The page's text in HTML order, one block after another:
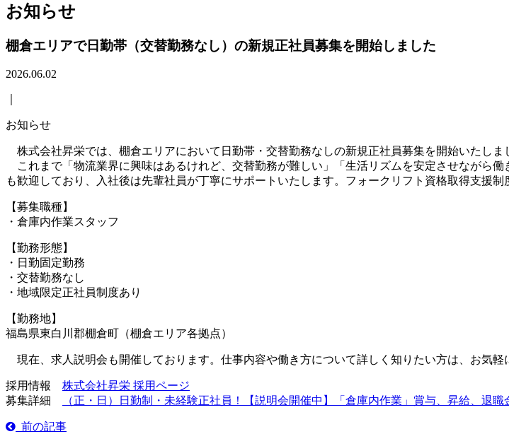
お知らせ
棚倉エリアで日勤帯（交替勤務なし）の新規正社員募集を開始しました
2026.06.02
お知らせ
株式会社昇栄では、棚倉エリアにおいて日勤帯・交替勤務なしの新規正社員募集を開始いたしま
これまで「物流業界に興味はあるけれど、交替勤務が難しい」「生活リズムを安定させながら
も歓迎しており、入社後は先輩社員が丁寧にサポートいたします。フォークリフト資格取得支援
【募集職種】
・倉庫内作業スタッフ
【勤務形態】
・日勤固定勤務
・交替勤務なし
・地域限定正社員制度あり
【勤務地】
福島県東白川郡棚倉町（棚倉エリア各拠点）
現在、求人説明会も開催しております。仕事内容や働き方について詳しく知りたい方は、お気軽
採用情報 株式会社昇栄 採用ページ
募集詳細
（正・日）日勤制・未経験正社員！【説明会開催中】「倉庫内作業」賞与、昇給、退職
前の記事